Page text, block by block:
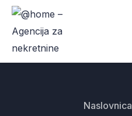
Naslovnica